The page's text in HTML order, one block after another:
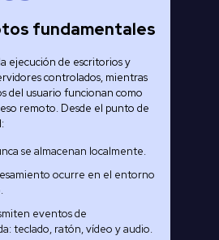
fundamentales
ejecución de escritorios y
controlados, mientras
del usuario funcionan como
remoto. Desde el punto de
se almacenan localmente.
ocurre en el entorno
eventos de
teclado, ratón, vídeo y audio.